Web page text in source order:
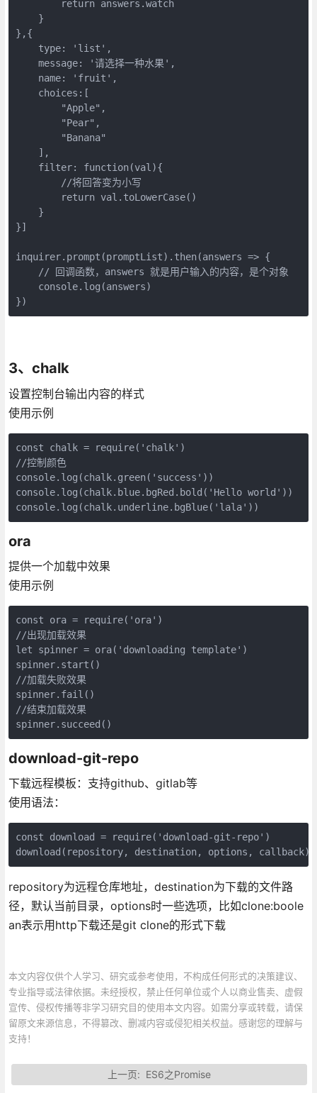
        return answers.watch
    }
},{
    type: 'list',
    message: '请选择一种水果',
    name: 'fruit',
    choices:[
        "Apple",
        "Pear",
        "Banana"
    ],
    filter: function(val){
        //将回答变为小写
        return val.toLowerCase()
    }
}]
inquirer.prompt(promptList).then(answers => {
    // 回调函数，answers 就是用户输入的内容，是个对象
    console.log(answers)
})
3、chalk
设置控制台输出内容的样式
使用示例
const chalk = require('chalk')
//控制颜色
console.log(chalk.green('success'))
console.log(chalk.blue.bgRed.bold('Hello world'))
console.log(chalk.underline.bgBlue('lala'))
ora
提供一个加载中效果
使用示例
const ora = require('ora')
//出现加载效果
let spinner = ora('downloading template')
spinner.start()
//加载失败效果
spinner.fail()
//结束加载效果
spinner.succeed()
download-git-repo
下载远程模板：支持github、gitlab等
使用语法：
const download = require('download-git-repo')
repository为远程仓库地址，destination为下载的文件路
径，默认当前目录，options时一些选项，比如clone:boole
an表示用http下载还是git clone的形式下载
本文内容仅供个人学习、研究或参考使用，不构成任何形式的决策建议、
专业指导或法律依据。未经授权，禁止任何单位或个人以商业售卖、虚假
宣传、侵权传播等非学习研究目的使用本文内容。如需分享或转载，请保
留原文来源信息，不得篡改、删减内容或侵犯相关权益。感谢您的理解与
支持！
上一页: ES6之Promise